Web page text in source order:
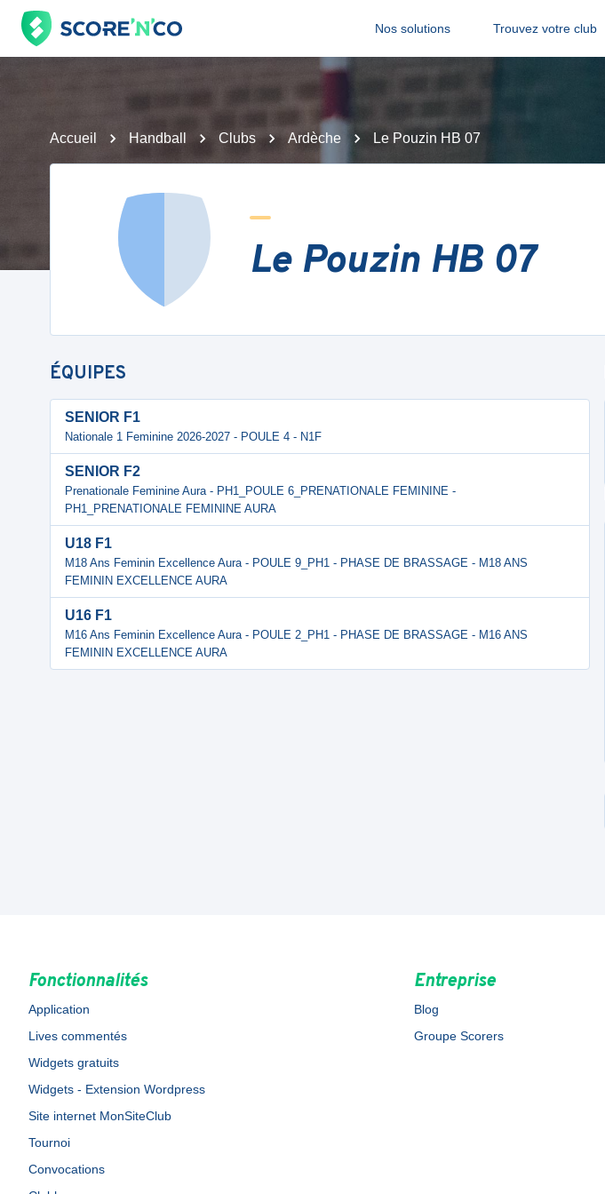
Nos solutions Trouvez votre club
Accueil Handball Clubs Ardèche Le Pouzin HB 07
Le Pouzin HB 07
ÉQUIPES
SENIOR F1
Nationale 1 Feminine 2026-2027 - POULE 4 - N1F
SENIOR F2
Prenationale Feminine Aura - PH1_POULE 6_PRENATIONALE FEMININE -
PH1_PRENATIONALE FEMININE AURA
U18 F1
M18 Ans Feminin Excellence Aura - POULE 9_PH1 - PHASE DE BRASSAGE - M18 ANS
FEMININ EXCELLENCE AURA
U16 F1
M16 Ans Feminin Excellence Aura - POULE 2_PH1 - PHASE DE BRASSAGE - M16 ANS
FEMININ EXCELLENCE AURA
Fonctionnalités
Application
Lives commentés
Widgets gratuits
Widgets - Extension Wordpress
Site internet MonSiteClub
Tournoi
Convocations
Entreprise
Blog
Groupe Scorers